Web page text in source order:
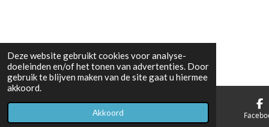
Deze website gebruikt cookies voor analyse-
doeleinden en/of het tonen van advertenties. Door
gebruik te blijven maken van de site gaat u hiermee
akkoord.
Akkoord